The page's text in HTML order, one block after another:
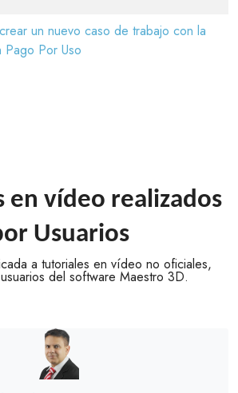
un nuevo caso de trabajo con la
Pago Por Uso
en vídeo realizados
Usuarios
a tutoriales en vídeo no oficiales,
del software Maestro 3D.